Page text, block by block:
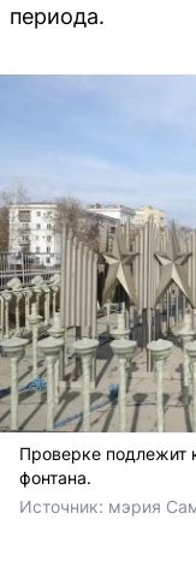
периода.
Проверке подлежит
фонтана.
Источник: мэрия